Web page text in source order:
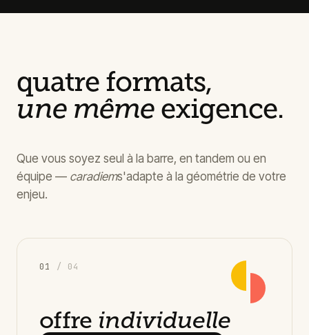
quatre formats,
une même exigence.
Que vous soyez seul à la barre, en tandem ou en
équipe — caradiems'adapte à la géométrie de votre
enjeu.
01 / 04
offre individuelle